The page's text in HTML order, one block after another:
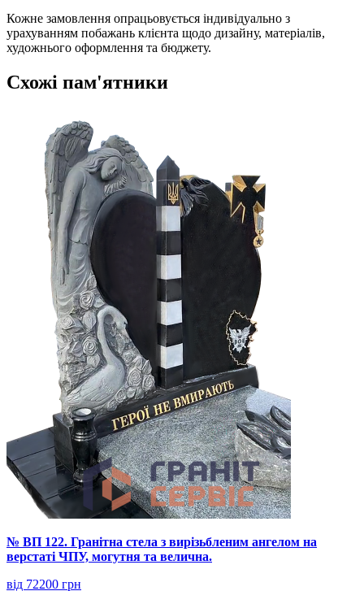
Кожне замовлення опрацьовується індивідуально з
урахуванням побажань клієнта щодо дизайну, матеріалів,
художнього оформлення та бюджету.
Схожі пам'ятники
№ ВП 122. Гранітна стела з вирізьбленим ангелом на
верстаті ЧПУ, могутня та велична.
від 72200 грн